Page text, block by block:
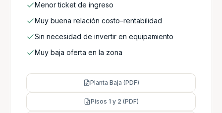
Menor ticket de ingreso
Muy buena relación costo–rentabilidad
Sin necesidad de invertir en equipamiento
Muy baja oferta en la zona
Planta Baja (PDF)
Pisos 1 y 2 (PDF)